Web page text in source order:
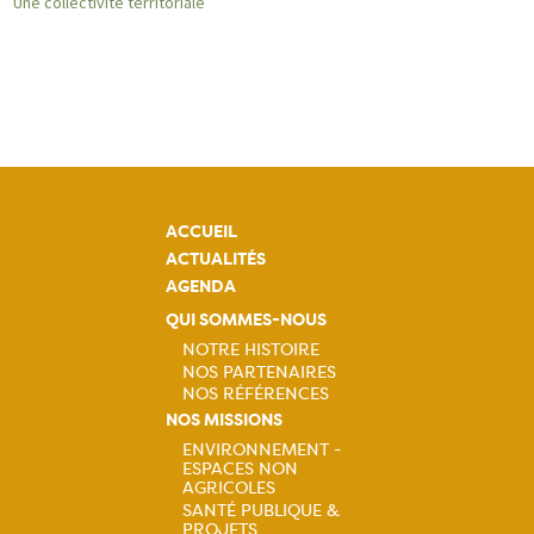
ACCUEIL
ACTUALITÉS
AGENDA
QUI SOMMES-NOUS
Navigation
principale
NOTRE HISTOIRE
NOS PARTENAIRES
NOS RÉFÉRENCES
NOS MISSIONS
Navigation
ENVIRONNEMENT -
ESPACES NON
AGRICOLES
SANTÉ PUBLIQUE &
PROJETS